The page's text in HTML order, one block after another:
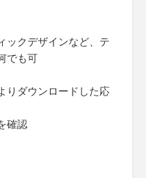
ックデザインなど、テ
でも可
りダウンロードした応
確認